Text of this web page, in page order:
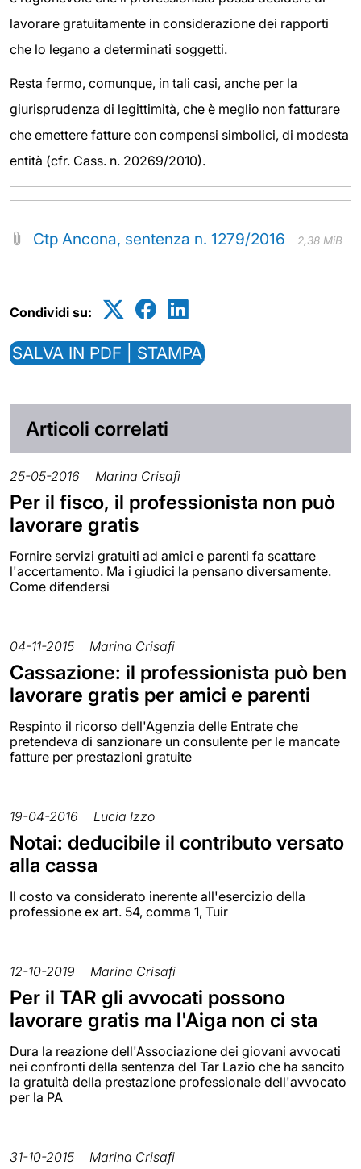
lavorare gratuitamente in considerazione dei rapporti
che lo legano a determinati soggetti.
Resta fermo, comunque, in tali casi, anche per la
giurisprudenza di legittimità, che è meglio non fatturare
che emettere fatture con compensi simbolici, di modesta
entità (cfr. Cass. n. 20269/2010).
Ctp Ancona, sentenza n. 1279/2016 2,38 MiB
Condividi su:
SALVA IN PDF | STAMPA
Articoli correlati
25-05-2016 Marina Crisafi
Per il fisco, il professionista non può
lavorare gratis
Fornire servizi gratuiti ad amici e parenti fa scattare
l'accertamento. Ma i giudici la pensano diversamente.
Come difendersi
04-11-2015 Marina Crisafi
Cassazione: il professionista può ben
lavorare gratis per amici e parenti
Respinto il ricorso dell'Agenzia delle Entrate che
pretendeva di sanzionare un consulente per le mancate
fatture per prestazioni gratuite
19-04-2016 Lucia Izzo
Notai: deducibile il contributo versato
alla cassa
Il costo va considerato inerente all'esercizio della
professione ex art. 54, comma 1, Tuir
12-10-2019 Marina Crisafi
Per il TAR gli avvocati possono
lavorare gratis ma l'Aiga non ci sta
Dura la reazione dell'Associazione dei giovani avvocati
nei confronti della sentenza del Tar Lazio che ha sancito
la gratuità della prestazione professionale dell'avvocato
per la PA
31-10-2015 Marina Crisafi